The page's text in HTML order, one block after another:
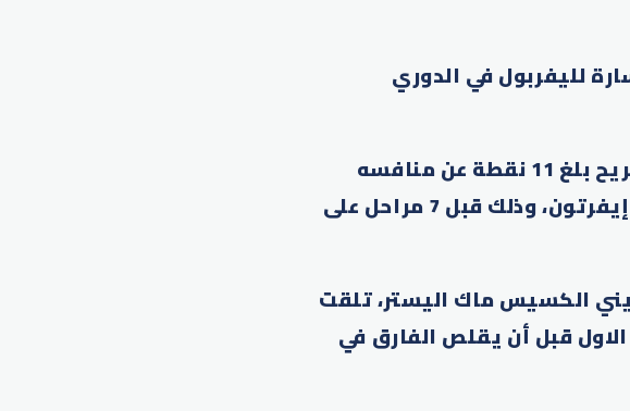
من 26 مباراة بلا خسارة لليفربول في الدوري
وعلى الرغم من الخسارة بقي ليفربول متصدراً بفارق مريح بلغ 11 نقطة عن منافسه
المباشر أرسنال الذي اكتفى بالتعادل 1-1 مع مضيفه إيفرتون، وذلك قبل 7 مراحل على
الكسيس ماك اليستر، تلقت
دقيقة في الشوط الاول قبل أن يقلص الفارق في